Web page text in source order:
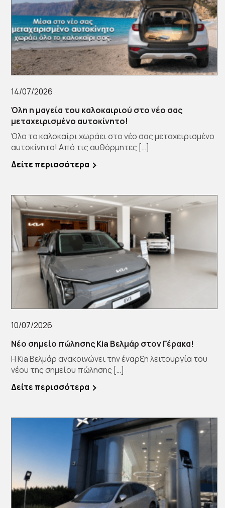
14/07/2026
Όλη η μαγεία του καλοκαιριού στο νέο σας
μεταχειρισμένο αυτοκίνητο!
Όλο το καλοκαίρι χωράει στο νέο σας μεταχειρισμένο
αυτοκίνητο! Από τις αυθόρμητες […]
Δείτε περισσότερα
10/07/2026
Νέο σημείο πώλησης Kia Βελμάρ στον Γέρακα!
Η Kia Βελμάρ ανακοινώνει την έναρξη λειτουργία του
νέου της σημείου πώλησης […]
Δείτε περισσότερα